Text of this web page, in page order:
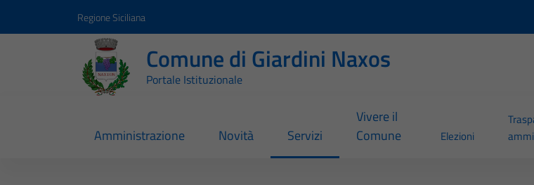
Regione Siciliana
Comune di Giardini Naxos
Portale Istituzionale
Amministrazione Novità Servizi
Vivere il
Comune
Elezioni